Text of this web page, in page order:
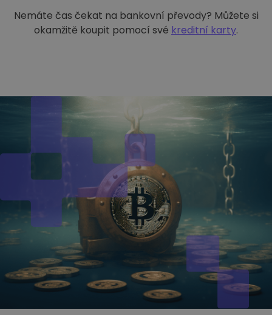
Nemáte čas čekat na bankovní převody? Můžete si
okamžitě koupit pomocí své kreditní karty.